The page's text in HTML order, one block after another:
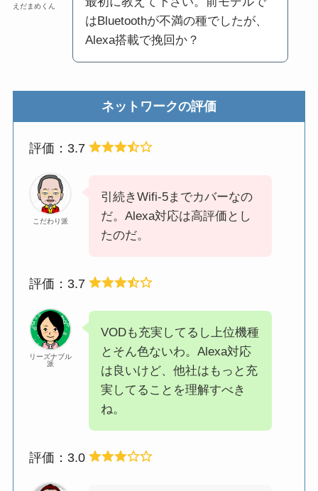
えだまめくん
はBluetoothが不満の種でしたが、
Alexa搭載で挽回か？
ネットワークの評価
評価：3.7
こだわり派
引続きWifi-5までカバーなの
だ。Alexa対応は高評価とし
たのだ。
評価：3.7
リーズナブル
派
VODも充実してるし上位機種
とそん色ないわ。Alexa対応
は良いけど、他社はもっと充
実してることを理解すべき
ね。
評価：3.0